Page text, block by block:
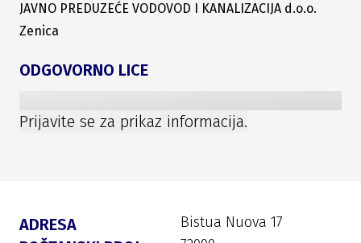
JAVNO PREDUZEĆE VODOVOD I KANALIZACIJA d.o.o.
Zenica
ODGOVORNO LICE
Prijavite se za prikaz informacija.
ADRESA Bistua Nuova 17